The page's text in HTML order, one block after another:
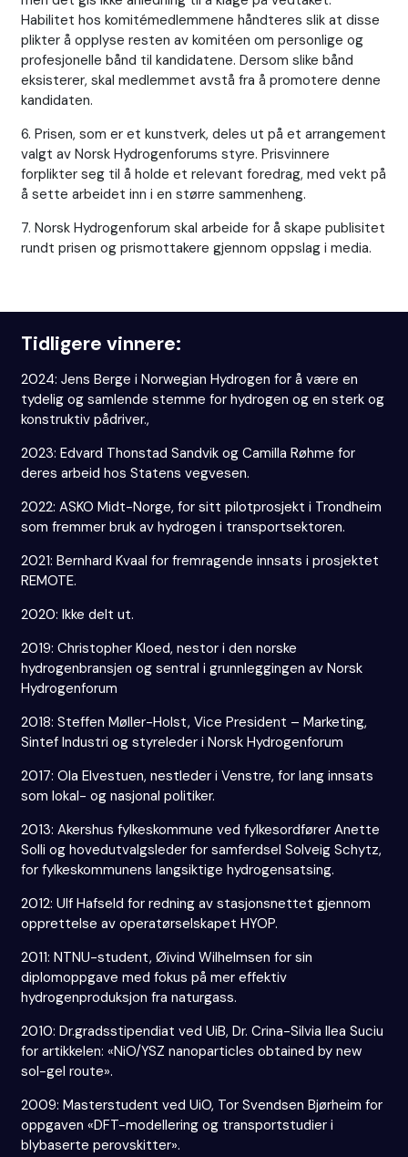
Habilitet hos komitémedlemmene håndteres slik at disse
plikter å opplyse resten av komitéen om personlige og
profesjonelle bånd til kandidatene. Dersom slike bånd
eksisterer, skal medlemmet avstå fra å promotere denne
kandidaten.
6. Prisen, som er et kunstverk, deles ut på et arrangement
valgt av Norsk Hydrogenforums styre. Prisvinnere
forplikter seg til å holde et relevant foredrag, med vekt på
å sette arbeidet inn i en større sammenheng.
7. Norsk Hydrogenforum skal arbeide for å skape publisitet
rundt prisen og prismottakere gjennom oppslag i media.
Tidligere vinnere:
2024: Jens Berge i Norwegian Hydrogen for å være en
tydelig og samlende stemme for hydrogen og en sterk og
konstruktiv pådriver.,
2023: Edvard Thonstad Sandvik og Camilla Røhme for
deres arbeid hos Statens vegvesen.
2022: ASKO Midt-Norge, for sitt pilotprosjekt i Trondheim
som fremmer bruk av hydrogen i transportsektoren.
2021: Bernhard Kvaal for fremragende innsats i prosjektet
REMOTE.
2020: Ikke delt ut.
2019: Christopher Kloed, nestor i den norske
hydrogenbransjen og sentral i grunnleggingen av Norsk
Hydrogenforum
2018: Steffen Møller-Holst, Vice President – Marketing,
Sintef Industri og styreleder i Norsk Hydrogenforum
2017: Ola Elvestuen, nestleder i Venstre, for lang innsats
som lokal- og nasjonal politiker.
2013: Akershus fylkeskommune ved fylkesordfører Anette
Solli og hovedutvalgsleder for samferdsel Solveig Schytz,
for fylkeskommunens langsiktige hydrogensatsing.
2012: Ulf Hafseld for redning av stasjonsnettet gjennom
opprettelse av operatørselskapet HYOP.
2011: NTNU-student, Øivind Wilhelmsen for sin
diplomoppgave med fokus på mer effektiv
hydrogenproduksjon fra naturgass.
2010: Dr.gradsstipendiat ved UiB, Dr. Crina-Silvia Ilea Suciu
for artikkelen: «NiO/YSZ nanoparticles obtained by new
sol-gel route».
2009: Masterstudent ved UiO, Tor Svendsen Bjørheim for
oppgaven «DFT-modellering og transportstudier i
blybaserte perovskitter».